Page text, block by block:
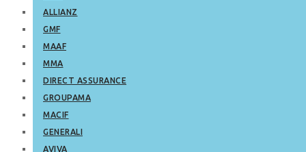
ALLIANZ
GMF
MAAF
MMA
DIRECT ASSURANCE
GROUPAMA
MACIF
GENERALI
AVIVA